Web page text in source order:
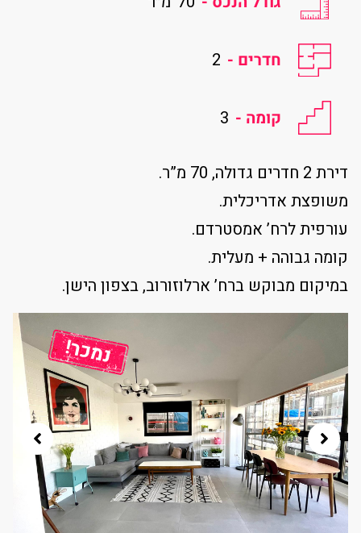
חדרים - 2
קומה - 3
דירת 2 חדרים גדולה, 70 מ”ר.
משופצת אדריכלית.
עורפית לרח’ אמסטרדם.
קומה גבוהה + מעלית.
במיקום מבוקש ברח’ ארלוזורוב, בצפון הישן.